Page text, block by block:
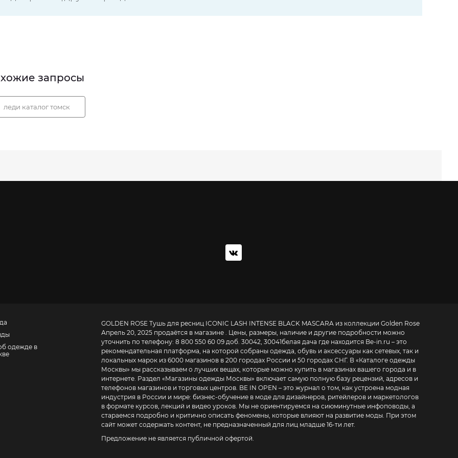
запросы
леди каталог томск
одежде в
GOLDEN ROSE Тушь для ресниц ICONIC LASH INTENSE BLACK MASCARA из коллекции Golden Rose
Апрель 20, 2025 продаётся в магазине . Цены, размеры, наличие и другие подробности можно
уточнить по телефону: 8 800 550 60 09 доб. 30042, 30041белая дача где находится Be-in.ru – это
рекомендательная платформа, на которой собраны одежда, обувь и аксессуары как сетевых, так и
локальных марок из 6000 магазинов в 200 городах России и 50 городах СНГ. В «Каталоге одежды
Москвы» мы рассказываем о лучших вещах, которые можно купить в магазинах вашего города и в
интернете. Раздел «Магазины одежды Москвы» включает самую полную базу рецензий, адресов и
телефонов магазинов и торговых центров. BE IN OPEN – это журнал о том, как устроена модная
индустрия в России и мире: бизнес-обучение в моде для дизайнеров, ритейлеров и маркетологов
в формате курсов, лекций и видео уроков. Мы не ориентируемся на сиюминутные инфоповоды, а
стараемся подробно и критично описать феномены, которые влияют на развитие моды. При этом
сайт может содержать контент, не предназначенный для лиц младше 16-ти лет.
Предложение не является публичной офертой.